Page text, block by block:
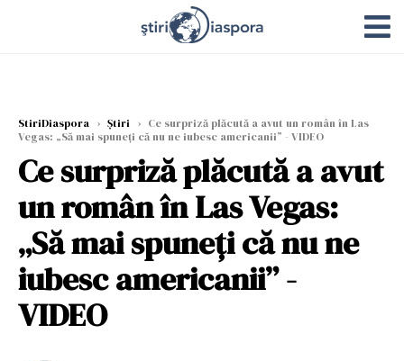
StiriDiaspora › Știri › Ce surpriză plăcută a avut un român în Las
Vegas: „Să mai spuneți că nu ne iubesc americanii” - VIDEO
Ce surpriză plăcută a avut
un român în Las Vegas:
„Să mai spuneți că nu ne
iubesc americanii” -
VIDEO